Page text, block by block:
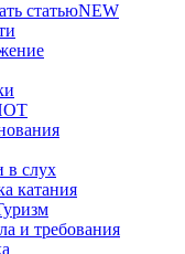
статьюNEW
слух
катания
и требования